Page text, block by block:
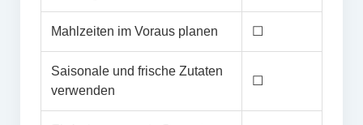
Mahlzeiten im Voraus planen ☐
Saisonale und frische Zutaten
verwenden
☐